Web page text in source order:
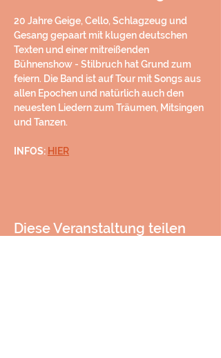
20 Jahre Geige, Cello, Schlagzeug und
Gesang gepaart mit klugen deutschen
Texten und einer mitreißenden
Bühnenshow - Stilbruch hat Grund zum
feiern. Die Band ist auf Tour mit Songs aus
allen Epochen und natürlich auch den
neuesten Liedern zum Träumen, Mitsingen
und Tanzen.
INFOS: HIER
Diese Veranstaltung teilen